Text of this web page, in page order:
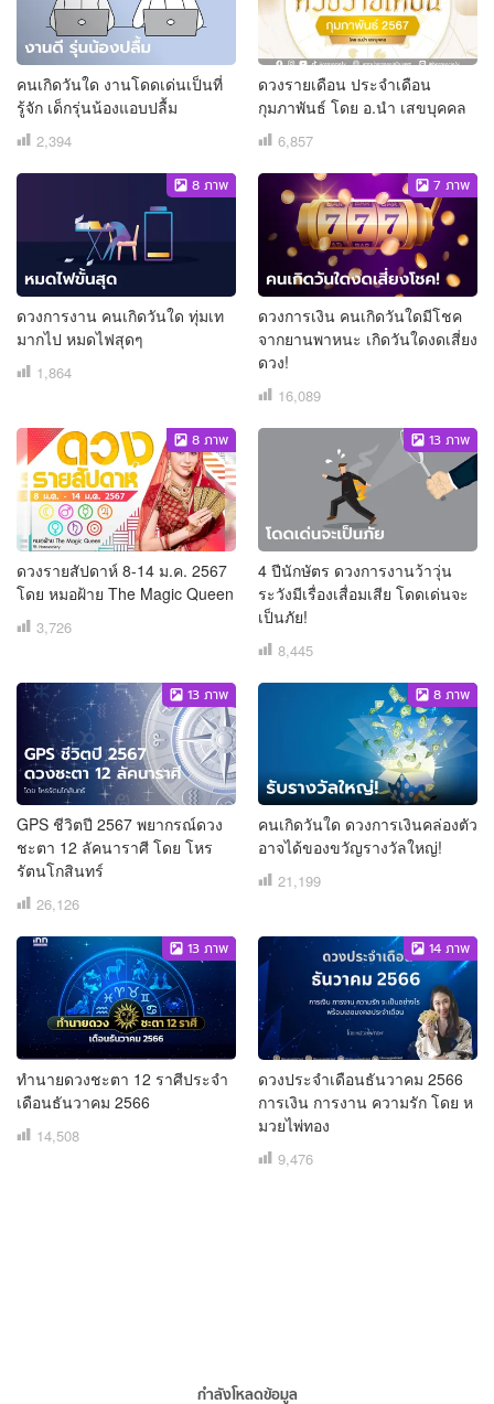
คนเกิดวันใด งานโดดเด่นเป็นที่
รู้จัก เด็กรุ่นน้องแอบปลื้ม
2,394
ดวงรายเดือน ประจำเดือน
กุมภาพันธ์ โดย อ.นำ เสขบุคคล
6,857
8 ภาพ
ดวงการงาน คนเกิดวันใด ทุ่มเท
มากไป หมดไฟสุดๆ
1,864
7 ภาพ
ดวงการเงิน คนเกิดวันใดมีโชค
จากยานพาหนะ เกิดวันใดงดเสี่ยง
ดวง!
16,089
8 ภาพ
ดวงรายสัปดาห์ 8-14 ม.ค. 2567
โดย หมอฝ้าย The Magic Queen
3,726
13 ภาพ
4 ปีนักษัตร ดวงการงานว้าวุ่น
ระวังมีเรื่องเสื่อมเสีย โดดเด่นจะ
เป็นภัย!
8,445
13 ภาพ
GPS ชีวิตปี 2567 พยากรณ์ดวง
ชะตา 12 ลัคนาราศี โดย โหร
รัตนโกสินทร์
26,126
8 ภาพ
คนเกิดวันใด ดวงการเงินคล่องตัว
อาจได้ของขวัญรางวัลใหญ่!
21,199
13 ภาพ
ทำนายดวงชะตา 12 ราศีประจำ
เดือนธันวาคม 2566
14,508
14 ภาพ
ดวงประจำเดือนธันวาคม 2566
การเงิน การงาน ความรัก โดย ห
มวยไพ่ทอง
9,476
กำลังโหลดข้อมูล